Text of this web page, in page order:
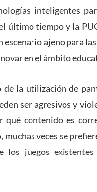
inteligentes
último tiempo y la
escenario ajeno para
en el ámbito
la utilización de
ser agresivos y
qué contenido es
veces se
los juegos